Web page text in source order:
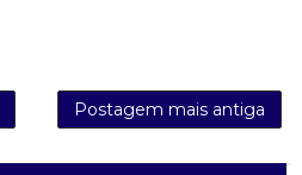
Postagem mais antiga